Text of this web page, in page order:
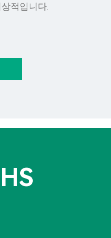
적입니다.